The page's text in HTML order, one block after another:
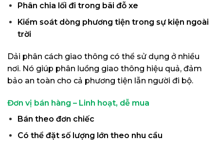
Phân chia lối đi trong bãi đỗ xe
Kiểm soát dòng phương tiện trong sự kiện ngoài
trời
Dải phân cách giao thông có thể sử dụng ở nhiều
nơi. Nó giúp phân luồng giao thông hiệu quả, đảm
bảo an toàn cho cả phương tiện lẫn người đi bộ.
Đơn vị bán hàng – Linh hoạt, dễ mua
Bán theo đơn chiếc
Có thể đặt số lượng lớn theo nhu cầu